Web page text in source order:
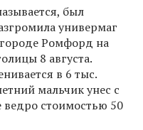
был
универмаг
Ромфорд на
8 августа.
в 6 тыс.
мальчик унес с
ведро стоимостью 50